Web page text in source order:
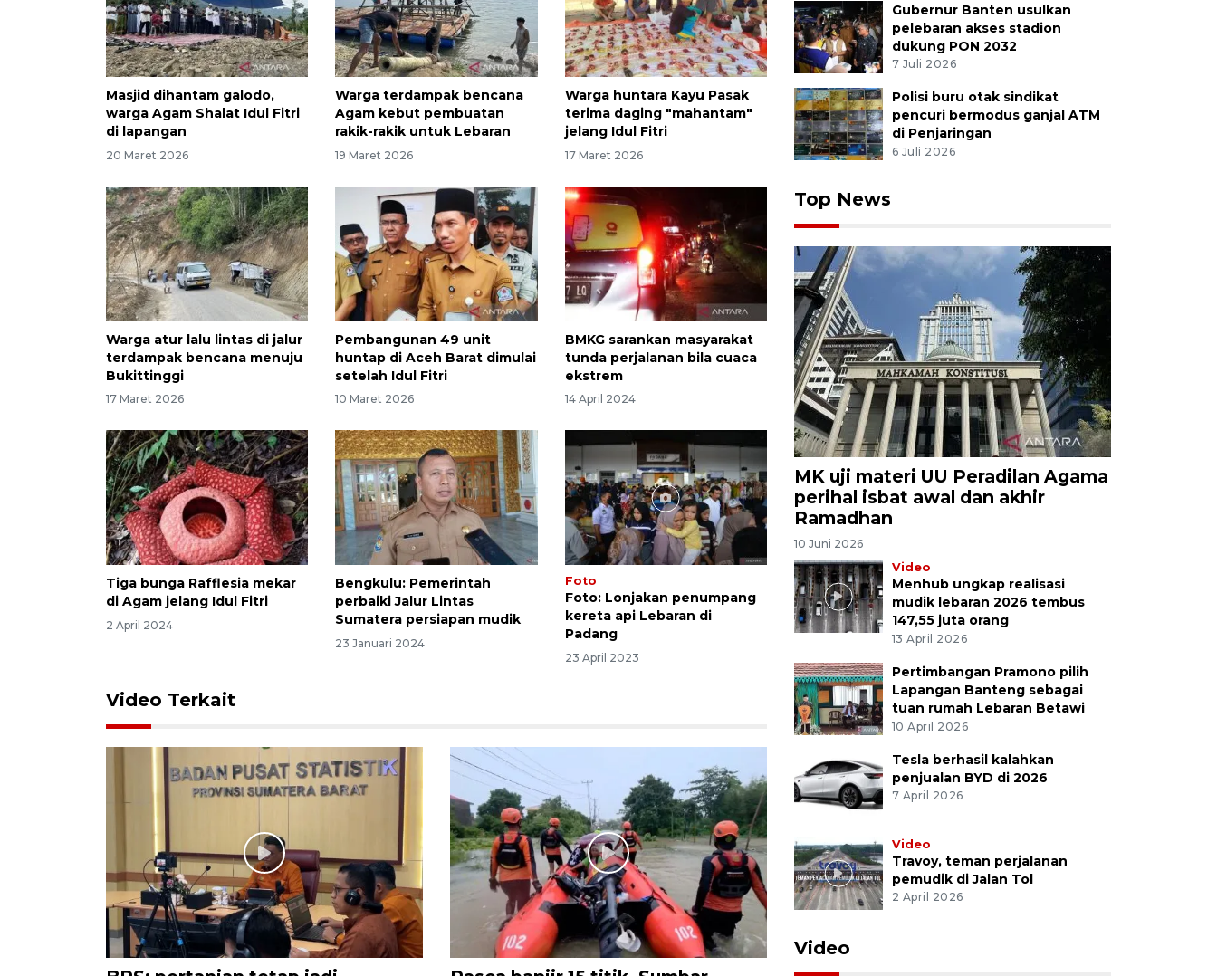
Masjid dihantam galodo,
warga Agam Shalat Idul Fitri
di lapangan
20 Maret 2026
Warga terdampak bencana
Agam kebut pembuatan
rakik-rakik untuk Lebaran
19 Maret 2026
Warga huntara Kayu Pasak
terima daging "mahantam"
jelang Idul Fitri
17 Maret 2026
Warga atur lalu lintas di jalur
terdampak bencana menuju
Bukittinggi
17 Maret 2026
Pembangunan 49 unit
huntap di Aceh Barat dimulai
setelah Idul Fitri
10 Maret 2026
BMKG sarankan masyarakat
tunda perjalanan bila cuaca
ekstrem
14 April 2024
Tiga bunga Rafflesia mekar
di Agam jelang Idul Fitri
2 April 2024
Bengkulu: Pemerintah
perbaiki Jalur Lintas
Sumatera persiapan mudik
23 Januari 2024
Foto
Foto: Lonjakan penumpang
kereta api Lebaran di
Padang
23 April 2023
Video Terkait
Gubernur Banten usulkan
pelebaran akses stadion
dukung PON 2032
7 Juli 2026
Polisi buru otak sindikat
pencuri bermodus ganjal ATM
di Penjaringan
6 Juli 2026
Top News
MK uji materi UU Peradilan Agama
perihal isbat awal dan akhir
Ramadhan
10 Juni 2026
Video
Menhub ungkap realisasi
mudik lebaran 2026 tembus
147,55 juta orang
13 April 2026
Pertimbangan Pramono pilih
Lapangan Banteng sebagai
tuan rumah Lebaran Betawi
10 April 2026
Tesla berhasil kalahkan
penjualan BYD di 2026
7 April 2026
Video
Travoy, teman perjalanan
pemudik di Jalan Tol
2 April 2026
Video